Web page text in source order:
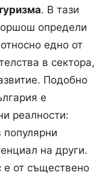
. В тази
определи
едно от
в сектора,
Подобно
е
реалности:
популярни
на други.
е от съществено